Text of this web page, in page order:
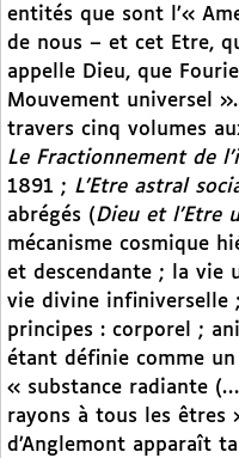
entités que sont l’«
de nous – et cet Etre,
appelle Dieu, que
Mouvement universel
travers cinq volumes
Le Fractionnement de
1891 ; L’Etre astral
abrégés (Dieu et l’Etre
mécanisme cosmique
et descendante ; la vie
vie divine infiniverselle
principes : corporel ;
étant définie comme
« substance radiante
rayons à tous les êtres
d’Anglemont apparaît